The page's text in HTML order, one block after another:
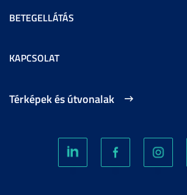
BETEGELLÁTÁS
KAPCSOLAT
Térképek és útvonalak